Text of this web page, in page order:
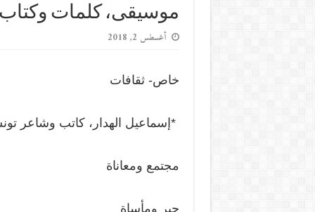
موسيقى، كلمات
أغسطس 2, 2018
خاص- ثقافات
*إسماعيل الهدار، كاتب وشاعر
مجتمع ومعاناة
حبر ومأساة